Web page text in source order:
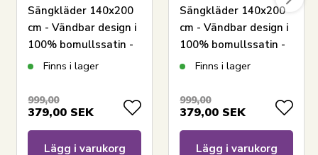
Sängkläder 140x200
cm - Vändbar design i
100% bomullssatin -
Flowers & Dots grå -
Finns i lager
999,00
379,00 SEK
Lägg i varukorg
Sängkläder 140x200
cm - Vändbar design i
100% bomullssatin -
Flowers & Dots curry
Night
Finns i lager
999,00
379,00 SEK
Lägg i varukorg